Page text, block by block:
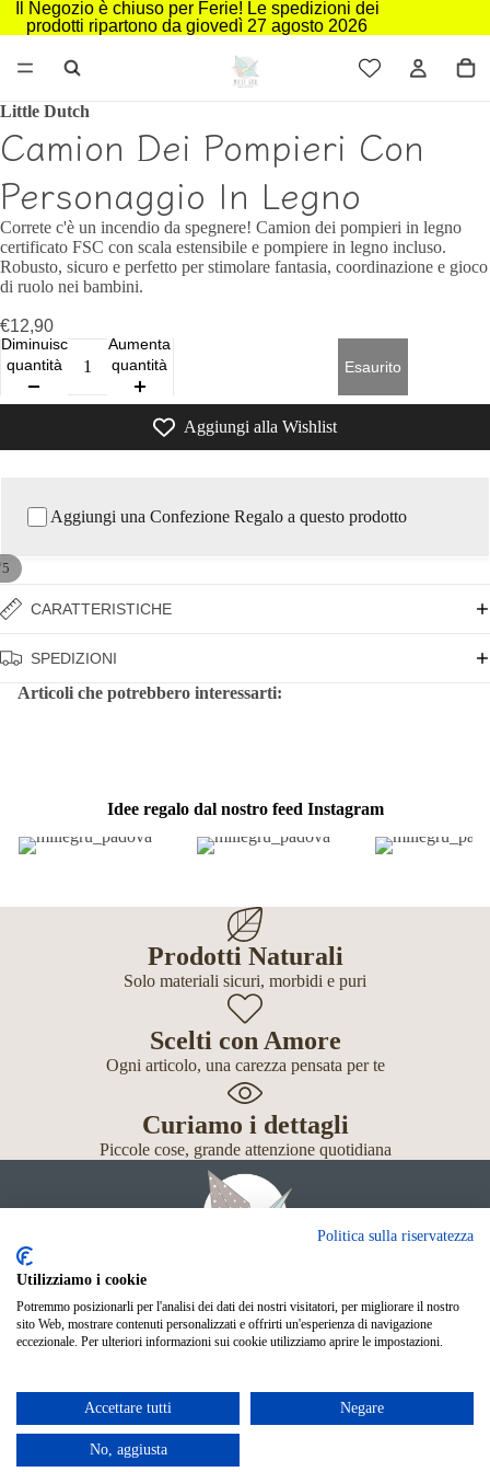
Il Negozio è chiuso per Ferie! Le spedizioni dei
prodotti ripartono da giovedì 27 agosto 2026
5
Little Dutch
Camion Dei Pompieri Con
Personaggio In Legno
Correte c'è un incendio da spegnere! Camion dei pompieri in legno
certificato FSC con scala estensibile e pompiere in legno incluso.
Robusto, sicuro e perfetto per stimolare fantasia, coordinazione e gioco
di ruolo nei bambini.
€12,90
Diminuisci
quantità
Aumenta
quantità
Esaurito
Aggiungi alla Wishlist
Aggiungi una Confezione Regalo a questo prodotto
CARATTERISTICHE
SPEDIZIONI
Articoli che potrebbero interessarti:
Idee regalo dal nostro feed Instagram
Prodotti Naturali
Solo materiali sicuri, morbidi e puri
Scelti con Amore
Ogni articolo, una carezza pensata per te
Curiamo i dettagli
Piccole cose, grande attenzione quotidiana
Giochi
Neonato
Shop Online
© Mille Gru di Sofia Calore. P.IVA 05033240283
Metodi di pagamento
Politica sulla riservatezza
Utilizziamo i cookie
Potremmo posizionarli per l'analisi dei dati dei nostri visitatori, per migliorare il nostro
sito Web, mostrare contenuti personalizzati e offrirti un'esperienza di navigazione
eccezionale. Per ulteriori informazioni sui cookie utilizziamo aprire le impostazioni.
Accettare tutti Negare
No, aggiusta